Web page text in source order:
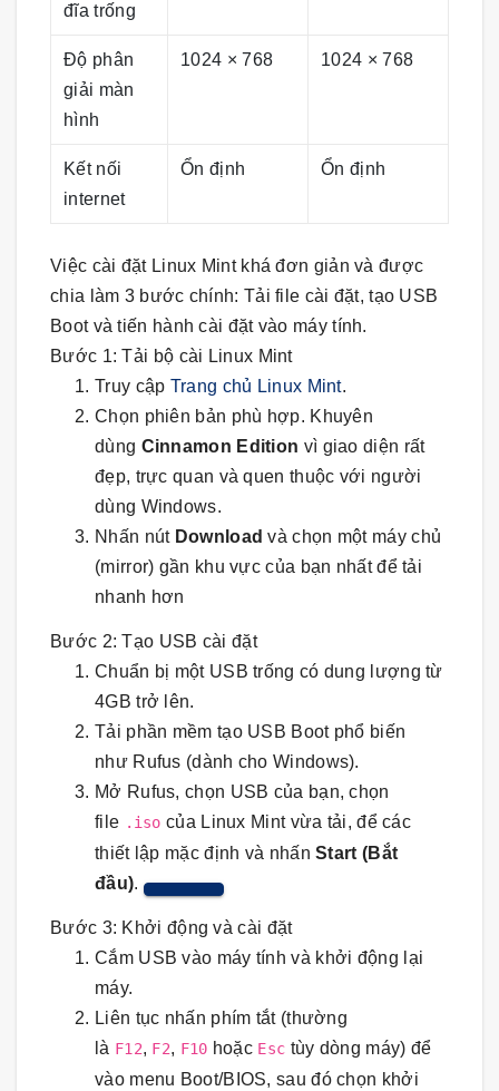
đĩa trống
Độ phân
giải màn
hình
1024 × 768 1024 × 768
Kết nối
internet
Ổn định Ổn định
Việc cài đặt Linux Mint khá đơn giản và được
chia làm 3 bước chính: Tải file cài đặt, tạo USB
Boot và tiến hành cài đặt vào máy tính.
Bước 1: Tải bộ cài Linux Mint
Truy cập Trang chủ Linux Mint.
Chọn phiên bản phù hợp. Khuyên
dùng Cinnamon Edition vì giao diện rất
đẹp, trực quan và quen thuộc với người
dùng Windows.
Nhấn nút Download và chọn một máy chủ
(mirror) gần khu vực của bạn nhất để tải
nhanh hơn
Bước 2: Tạo USB cài đặt
Chuẩn bị một USB trống có dung lượng từ
4GB trở lên.
Tải phần mềm tạo USB Boot phổ biến
như Rufus (dành cho Windows).
Mở Rufus, chọn USB của bạn, chọn
file .iso của Linux Mint vừa tải, để các
thiết lập mặc định và nhấnStart (Bắt
đầu).
Bước 3: Khởi động và cài đặt
Cắm USB vào máy tính và khởi động lại
máy.
Liên tục nhấn phím tắt (thường
là F12, F2, F10 hoặc Esc tùy dòng máy) để
vào menu Boot/BIOS, sau đó chọn khởi